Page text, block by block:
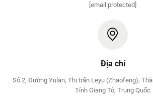
[email protected]
Địa chỉ
Số 2, Đường Yulan, Thị trấn Leyu (Zhaofeng),
Tỉnh Giang Tô, Trung Quốc